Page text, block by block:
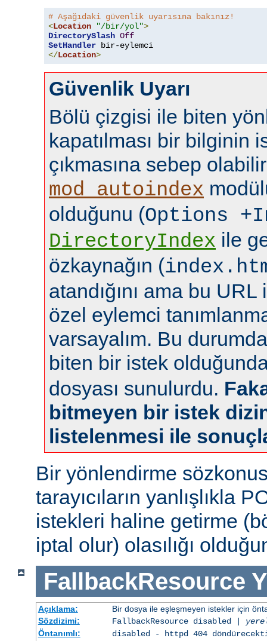
# Aşağıdaki güvenlik uyarısına bakınız!
<Location "/bir/yol">
DirectorySlash Off
SetHandler bir-eylemci
</Location>
Güvenlik Uyarı
Bölü çizgisi ile biten
kapatılması bir bilginin
çıkmasına sebep
mod_autoindex
olduğunu (Options
DirectoryIndex ile
özkaynağın (
atandığını ama bu
özel eylemci
varsayalım. Bu
biten bir istek
dosyası sunulurdu.
bitmeyen bir istek
listelenmesi ile
Bir yönlendirme
tarayıcıların yanlışlıkla
istekleri haline getirme
iptal olur) olasılığı
FallbackResource
Açıklama:
Bir dosya ile eşleşmeyen istekler için
Sözdizimi:
FallbackResource disabled |
Öntanımlı:
disabled - httpd 404